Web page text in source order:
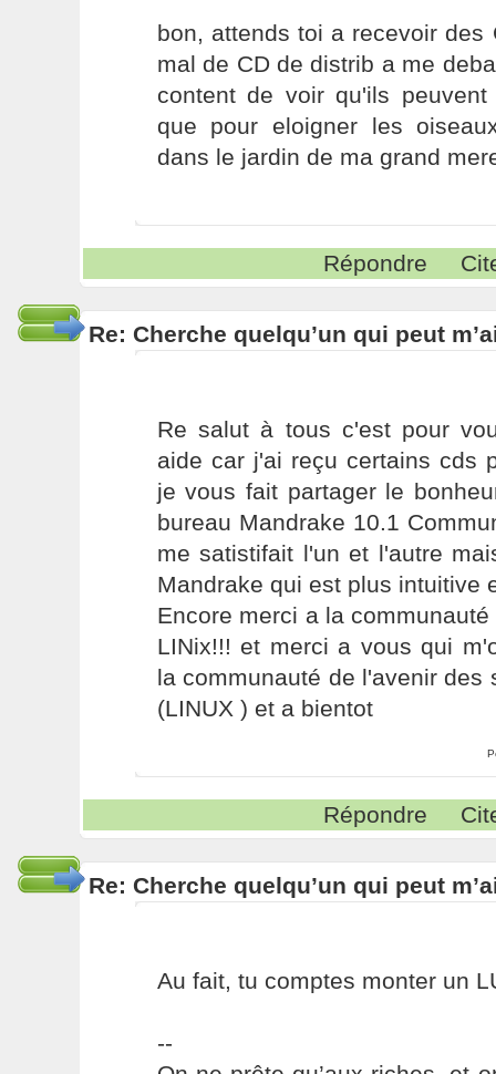
bon, attends toi a recevoir des
mal de CD de distrib a me
content de voir qu'ils
que pour eloigner les
dans le jardin de ma grand
Répondre
Re: Cherche quelqu’un qui peut
Re salut à tous c'est pour
aide car j'ai reçu certains cds
je vous fait partager le
bureau Mandrake 10.1
me satistifait l'un et l'autre
Mandrake qui est plus intuitive
Encore merci a la
LINix!!! et merci a vous qui
la communauté de l'avenir des
(LINUX ) et a bientot
Répondre
Re: Cherche quelqu’un qui peut
Au fait, tu comptes monter un
--